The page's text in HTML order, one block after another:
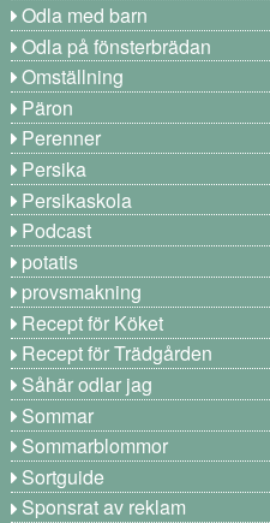
Odla med barn
Odla på fönsterbrädan
Omställning
Päron
Perenner
Persika
Persikaskola
Podcast
potatis
provsmakning
Recept för Köket
Recept för Trädgården
Såhär odlar jag
Sommar
Sommarblommor
Sortguide
Sponsrat av reklam